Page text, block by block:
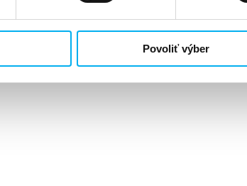
Povoliť výber